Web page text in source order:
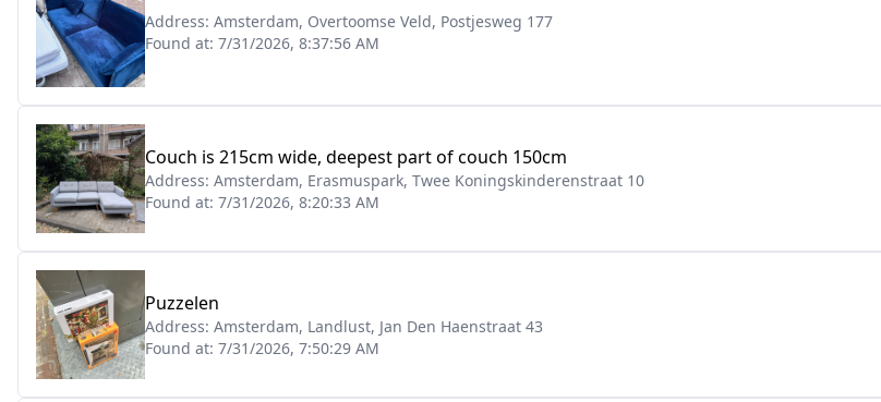
Address: Amsterdam, Overtoomse Veld, Postjesweg 177
Found at: 7/31/2026, 8:37:56 AM
Couch is 215cm wide, deepest part of couch 150cm
Address: Amsterdam, Erasmuspark, Twee Koningskinderenstraat 10
Found at: 7/31/2026, 8:20:33 AM
Puzzelen
Address: Amsterdam, Landlust, Jan Den Haenstraat 43
Found at: 7/31/2026, 7:50:29 AM